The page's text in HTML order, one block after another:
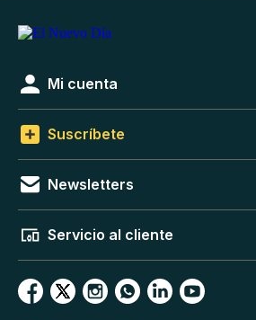
Mi cuenta
Suscríbete
Newsletters
Servicio al cliente